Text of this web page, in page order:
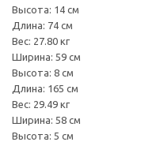
Высота: 14 см
Длина: 74 см
Вес: 27.80 кг
Ширина: 59 см
Высота: 8 см
Длина: 165 см
Вес: 29.49 кг
Ширина: 58 см
Высота: 5 см